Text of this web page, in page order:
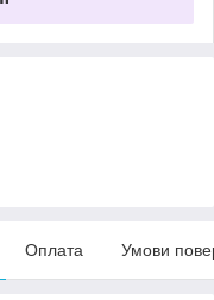
Оплата Умови